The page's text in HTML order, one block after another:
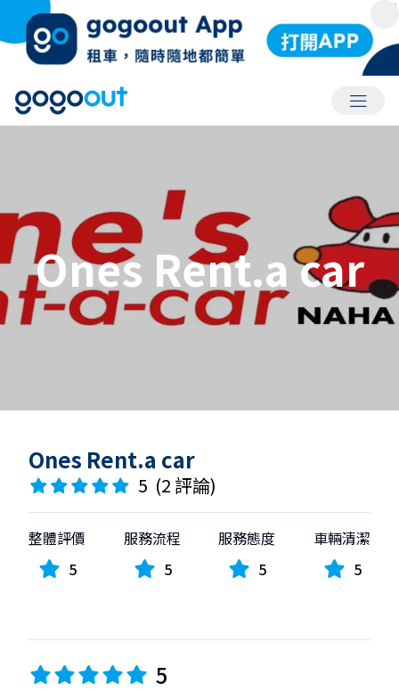
會員選
Ones Rent.a car
Ones Rent.a car
5 (2 評論)
整體評價
5
服務流程
5
服務態度
5
車輛清潔
5
5